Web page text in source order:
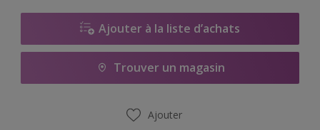
Ajouter à la liste d’achats
Trouver un magasin
Ajouter